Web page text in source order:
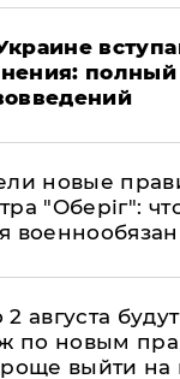
полный
новые
"Оберіг":
августа будут
по новым
выйти